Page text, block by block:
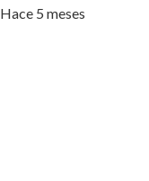
Hace 5 meses